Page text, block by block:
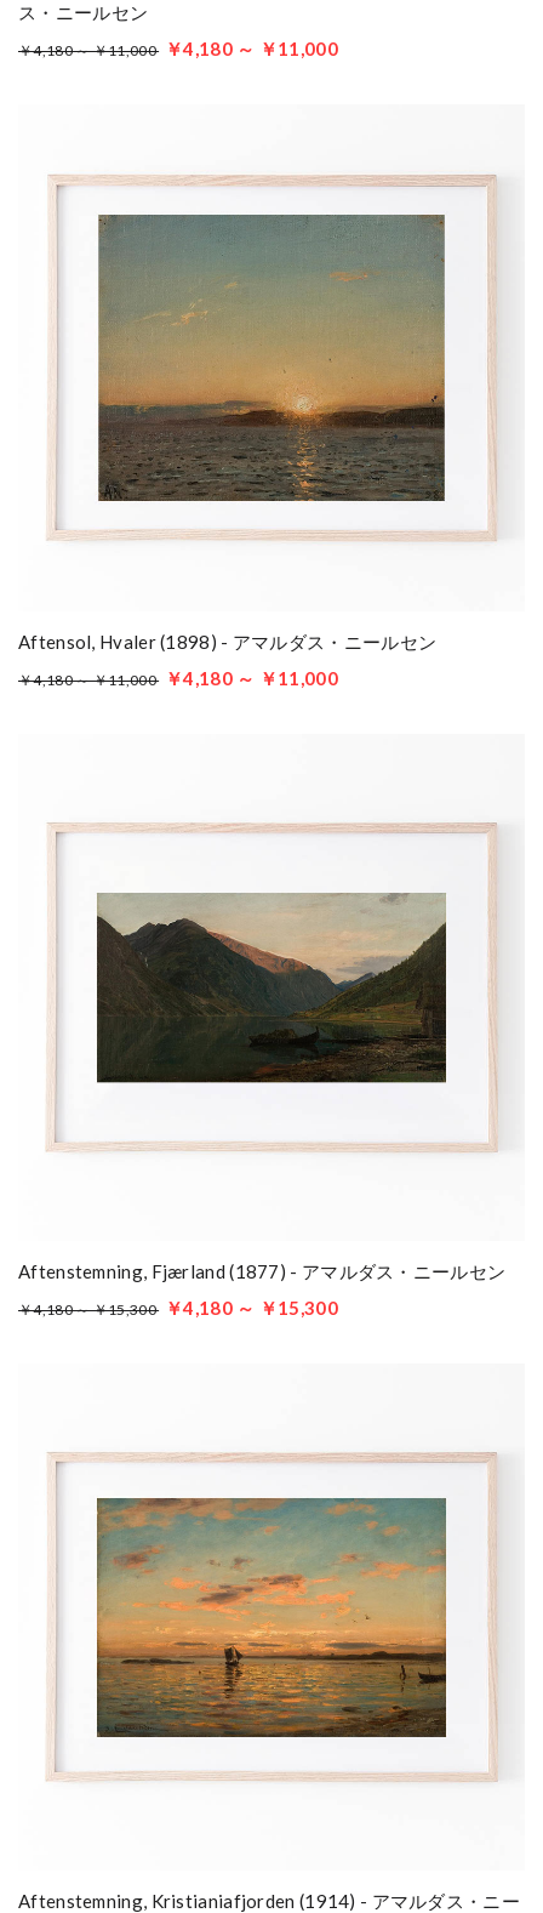
ス・ニールセン
￥4,180 ～ ￥11,000 ￥4,180 ～ ￥11,000
Aftensol, Hvaler (1898) - アマルダス・ニールセン
￥4,180 ～ ￥11,000 ￥4,180 ～ ￥11,000
Aftenstemning, Fjærland (1877) - アマルダス・ニールセン
￥4,180 ～ ￥15,300 ￥4,180 ～ ￥15,300
Aftenstemning, Kristianiafjorden (1914) - アマルダス・ニー